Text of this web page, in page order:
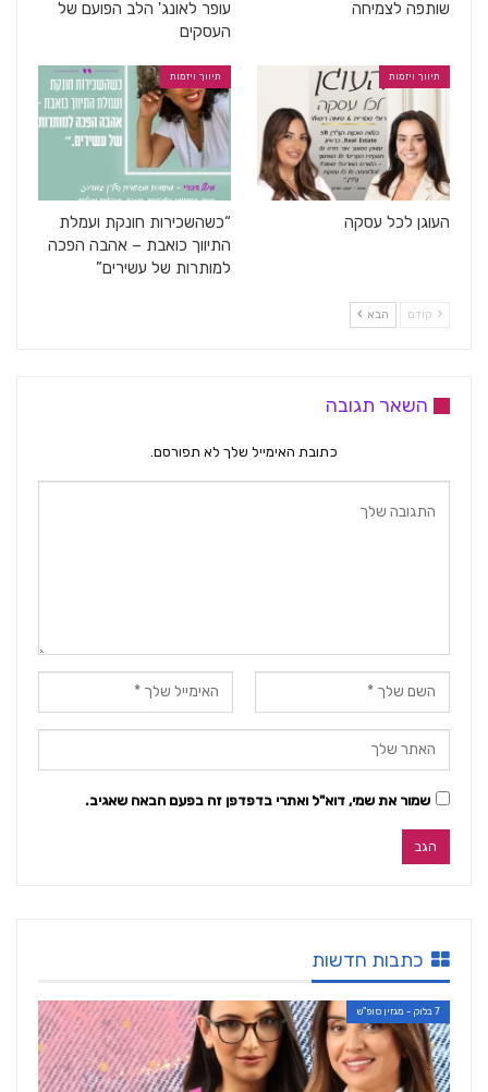
שותפה לצמיחה
עופר לאונג' הלב הפועם של
העסקים
תיווך ויזמות
העוגן לכל עסקה
תיווך ויזמות
“כשהשכירות חונקת ועמלת
התיווך כואבת – אהבה הפכה
למותרות של עשירים”
קודם הבא
השאר תגובה
כתובת האימייל שלך לא תפורסם.
שמור את שמי, דוא"ל ואתרי בדפדפן זה בפעם הבאה שאגיב.
כתבות חדשות
7 בלוק - מגזין סופ"ש